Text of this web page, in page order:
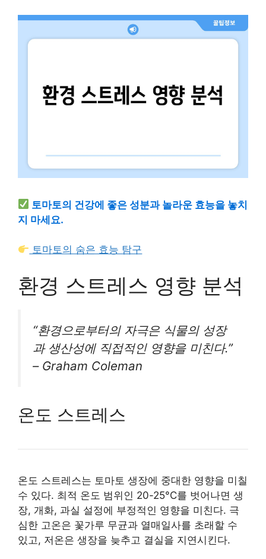
토마토의 건강에 좋은 성분과 놀라운 효능을 놓치
지 마세요.
토마토의 숨은 효능 탐구
환경 스트레스 영향 분석
“환경으로부터의 자극은 식물의 성장
과 생산성에 직접적인 영향을 미친다.”
– Graham Coleman
온도 스트레스
온도 스트레스는 토마토 생장에 중대한 영향을 미칠
수 있다. 최적 온도 범위인 20-25°C를 벗어나면 생
장, 개화, 과실 설정에 부정적인 영향을 미친다. 극
심한 고온은 꽃가루 무균과 열매일사를 초래할 수
있고, 저온은 생장을 늦추고 결실을 지연시킨다.